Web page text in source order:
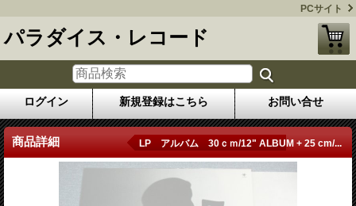
PCサイト
パラダイス・レコード
ログイン 新規登録はこちら お問い合せ
商品詳細 LP アルバム 30ｃｍ/12" ALBUM + 25 cm/...